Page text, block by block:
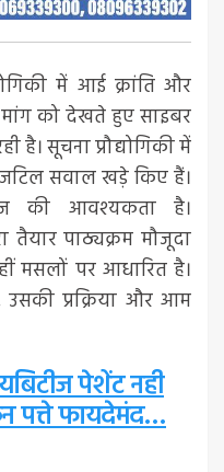
में आई क्रांति और
को देखते हुए साइबर
है। सूचना प्रौद्योगिकी में
सवाल खड़े किए हैं।
की आवश्यकता है।
तैयार पाठ्यक्रम मौजूदा
मसलों पर आधारित है।
प्रक्रिया और आम
पेशेंट नही
फायदेमंद…